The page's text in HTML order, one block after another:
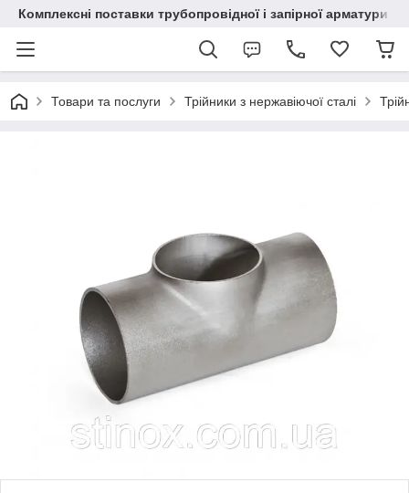
Комплексні поставки трубопровідної і запірної арматури
Товари та послуги Трійники з нержавіючої сталі